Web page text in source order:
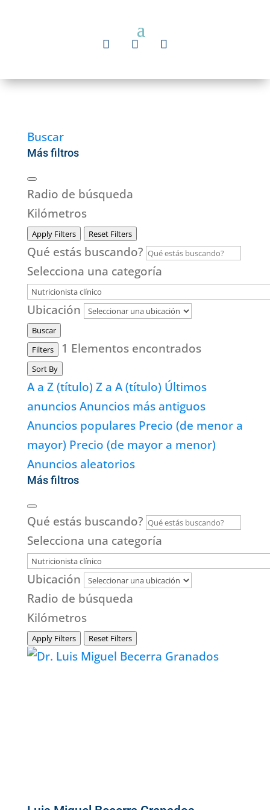
Buscar
Más filtros
Radio de búsqueda
Kilómetros
Apply Filters Reset Filters
Qué estás buscando?
Selecciona una categoría
Ubicación
Buscar
Filters
1 Elementos encontrados
Sort By
A a Z (título) Z a A (título) Últimos
anuncios Anuncios más antiguos
Anuncios populares Precio (de menor a
mayor) Precio (de mayor a menor)
Anuncios aleatorios
Más filtros
Qué estás buscando?
Selecciona una categoría
Ubicación
Radio de búsqueda
Kilómetros
Apply Filters Reset Filters